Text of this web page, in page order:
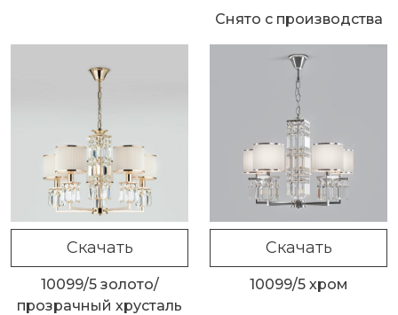
Снято с производства
Скачать
10099/5 золото/
прозрачный хрусталь
Скачать
10099/5 хром